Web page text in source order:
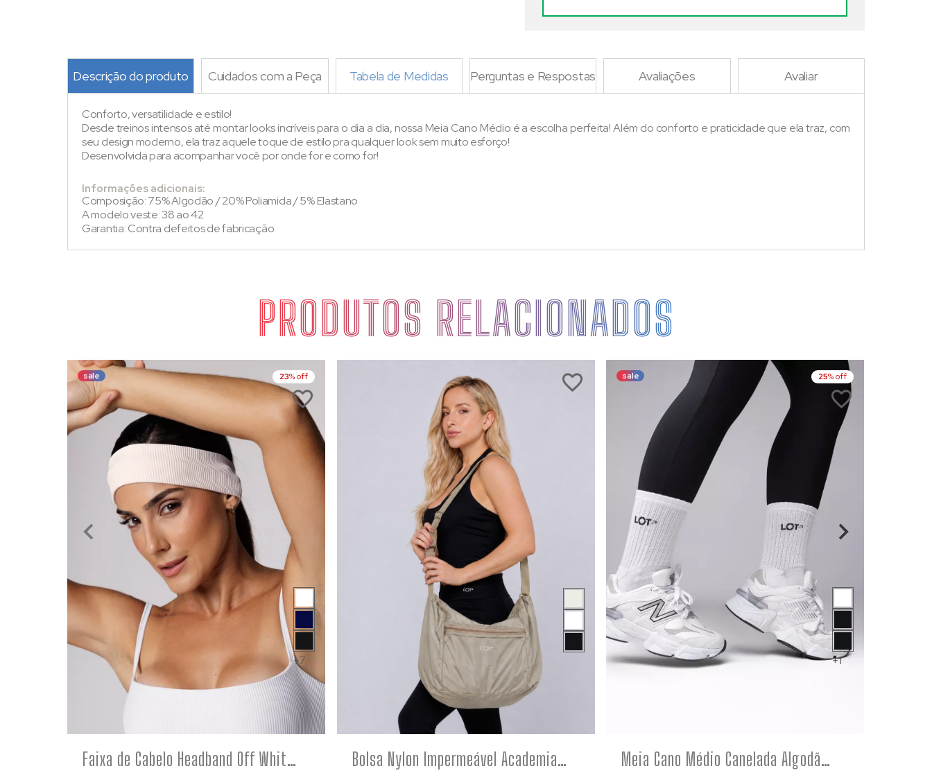
Descrição do produto Cuidados com a Peça Tabela de Medidas Perguntas e Respostas Avaliações Avaliar
Conforto, versatilidade e estilo!
Desde treinos intensos até montar looks incríveis para o dia a dia, nossa Meia Cano Médio é a escolha perfeita! Além do conforto e praticidade que ela traz, com
seu design moderno, ela traz aquele toque de estilo pra qualquer look sem muito esforço!
Desenvolvida para acompanhar você por onde for e como for!
Informações adicionais:
Composição: 75% Algodão / 20% Poliamida / 5% Elastano
A modelo veste: 38 ao 42
Garantia: Contra defeitos de fabricação
PRODUTOS RELACIONADOS
sale 23% off
+7
Faixa de Cabelo Headband Off White Canelada Poliamida
COMPRE
Bolsa Nylon Impermeável Academia Feminina Areia
COMPRE
sale 25% off
+1
Meia Cano Médio Canelada Algodão Premium Atoalhada Branca